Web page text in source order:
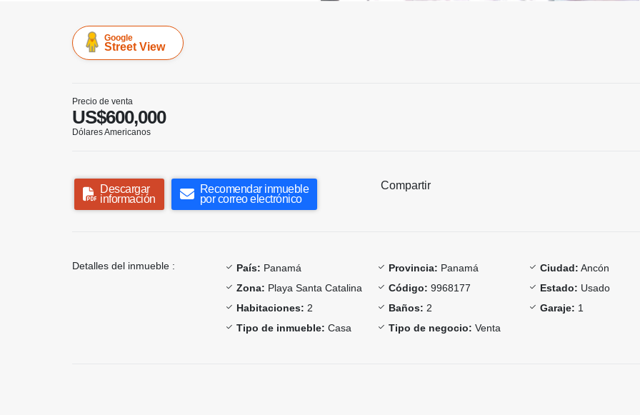
Google
Street View
Precio de venta
US$600,000
Dólares Americanos
Descargar
información
Recomendar inmueble
por correo electrónico
Compartir
Detalles del inmueble : País: Panamá Provincia: Panamá Ciudad: Ancón
Zona: Playa Santa Catalina Código: 9968177 Estado: Usado
Habitaciones: 2 Baños: 2 Garaje: 1
Tipo de inmueble: Casa Tipo de negocio: Venta